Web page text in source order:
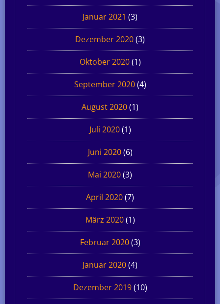
Januar 2021 (3)
Dezember 2020(3)
Oktober 2020(1)
September 2020(4)
August 2020(1)
Juli 2020(1)
Juni 2020(6)
Mai 2020(3)
April 2020(7)
März 2020(1)
Februar 2020(3)
Januar 2020(4)
Dezember 2019(10)